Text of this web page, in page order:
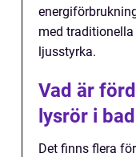
med
ljusstyrka.
Vad är
lysrör i
Det finns flera